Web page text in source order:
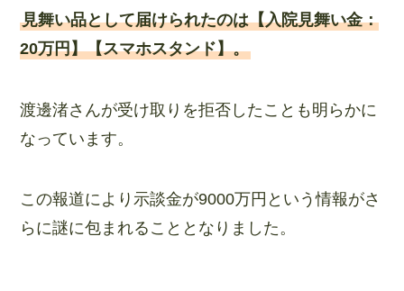
見舞い品として届けられたのは【入院見舞い金：
20万円】【スマホスタンド】。
渡邊渚さんが受け取りを拒否したことも明らかに
なっています。
この報道により示談金が9000万円という情報がさ
らに謎に包まれることとなりました。